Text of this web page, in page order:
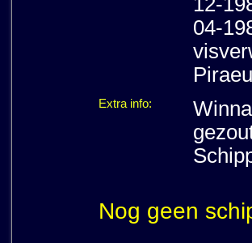
04-
Extra info:
Nog geen